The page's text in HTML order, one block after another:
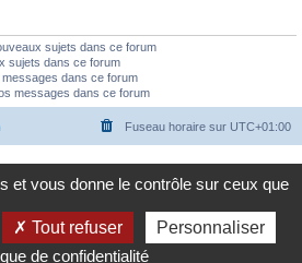
sujets dans ce forum
sujets dans ce forum
dans ce forum
messages dans ce forum
Fuseau horaire sur UTC+01:00
est désactivé. Autoriser
® Forum Software © phpBB Limited
française officielle©
|Conditions
et vous donne le contrôle sur ceux que
Tout refuser
Personnaliser
de confidentialité